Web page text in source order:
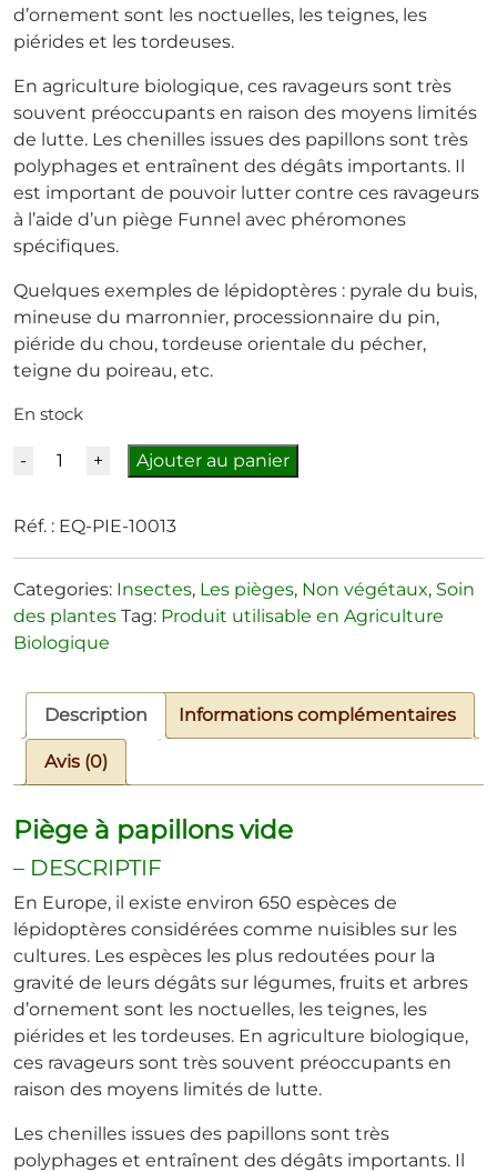
d’ornement sont les noctuelles, les teignes, les
piérides et les tordeuses.
En agriculture biologique, ces ravageurs sont très
souvent préoccupants en raison des moyens limités
de lutte. Les chenilles issues des papillons sont très
polyphages et entraînent des dégâts importants. Il
est important de pouvoir lutter contre ces ravageurs
à l’aide d’un piège Funnel avec phéromones
spécifiques.
Quelques exemples de lépidoptères : pyrale du buis,
mineuse du marronnier, processionnaire du pin,
piéride du chou, tordeuse orientale du pécher,
teigne du poireau, etc.
En stock
Quantité Ajouter au panier
Réf. : EQ-PIE-10013
Categories: Insectes, Les pièges, Non végétaux, Soin
des plantes Tag: Produit utilisable en Agriculture
Biologique
Description Informations complémentaires
Avis (0)
Piège à papillons vide
– DESCRIPTIF
En Europe, il existe environ 650 espèces de
lépidoptères considérées comme nuisibles sur les
cultures. Les espèces les plus redoutées pour la
gravité de leurs dégâts sur légumes, fruits et arbres
d’ornement sont les noctuelles, les teignes, les
piérides et les tordeuses. En agriculture biologique,
ces ravageurs sont très souvent préoccupants en
raison des moyens limités de lutte.
Les chenilles issues des papillons sont très
polyphages et entraînent des dégâts importants. Il